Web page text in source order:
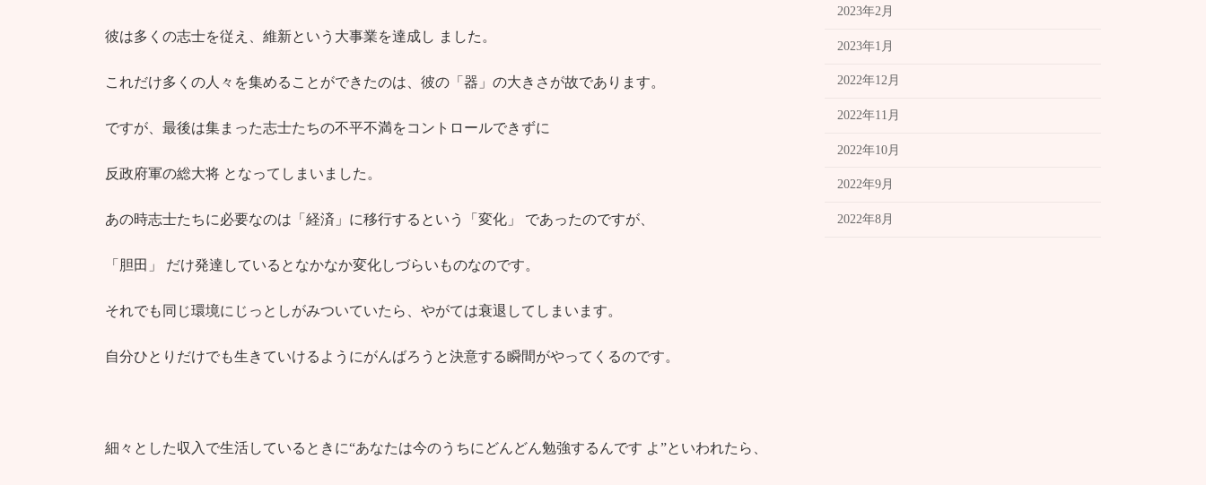
彼は多くの志士を従え、維新という大事業を達成し ました。
これだけ多くの人々を集めることができたのは、彼の「器」の大きさが故であります。
ですが、最後は集まった志士たちの不平不満をコントロールできずに
反政府軍の総大将 となってしまいました。
あの時志士たちに必要なのは「経済」に移行するという「変化」 であったのですが、
「胆田」 だけ発達しているとなかなか変化しづらいものなのです。
それでも同じ環境にじっとしがみついていたら、やがては衰退してしまいます。
自分ひとりだけでも生きていけるようにがんばろうと決意する瞬間がやってくるのです。
細々とした収入で生活しているときに“あなたは今のうちにどんどん勉強するんです よ”といわれたら、
2023年2月
2023年1月
2022年12月
2022年11月
2022年10月
2022年9月
2022年8月